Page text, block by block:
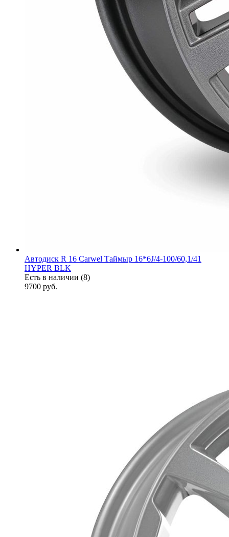
Автодиск R 16 Carwel Таймыр 16*6J/4-100/60,1/41
HYPER BLK
Есть в наличии (8)
9700 руб.